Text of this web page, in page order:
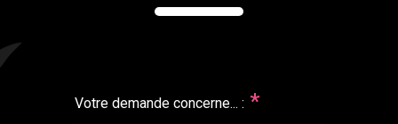
Votre demande concerne... : *